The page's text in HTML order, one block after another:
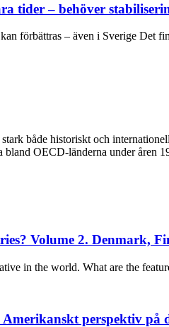
tider – behöver
förbättras – även i Sverige Det
både historiskt och
OECD-länderna under åren
Volume 2. Denmark,
in the world. What are the
perspektiv på